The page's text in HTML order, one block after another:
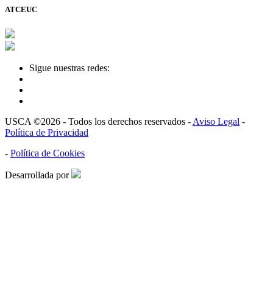
ATCEUC
Sigue nuestras redes:
USCA ©2026 - Todos los derechos reservados - Aviso Legal -
Política de Privacidad
- Política de Cookies
Desarrollada por